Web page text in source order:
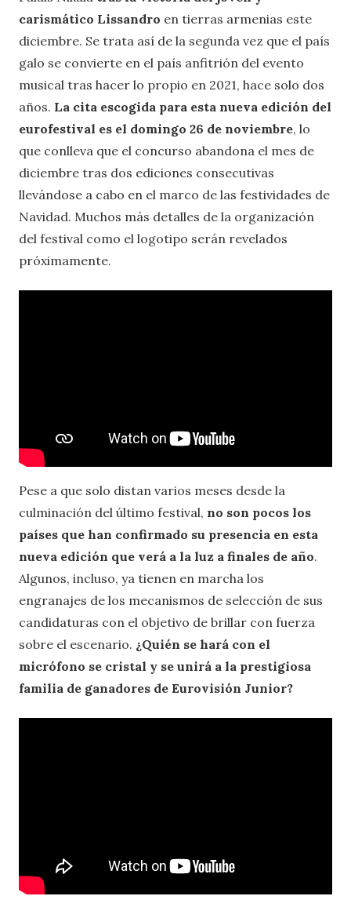
carismático Lissandro en tierras armenias este
diciembre. Se trata así de la segunda vez que el país
galo se convierte en el país anfitrión del evento
musical tras hacer lo propio en 2021, hace solo dos
años. La cita escogida para esta nueva edición del
eurofestival es el domingo 26 de noviembre, lo
que conlleva que el concurso abandona el mes de
diciembre tras dos ediciones consecutivas
llevándose a cabo en el marco de las festividades de
Navidad. Muchos más detalles de la organización
del festival como el logotipo serán revelados
próximamente.
Pese a que solo distan varios meses desde la
culminación del último festival, no son pocos los
países que han confirmado su presencia en esta
nueva edición que verá a la luz a finales de año.
Algunos, incluso, ya tienen en marcha los
engranajes de los mecanismos de selección de sus
candidaturas con el objetivo de brillar con fuerza
sobre el escenario. ¿Quién se hará con el
micrófono se cristal y se unirá a la prestigiosa
familia de ganadores de Eurovisión Junior?